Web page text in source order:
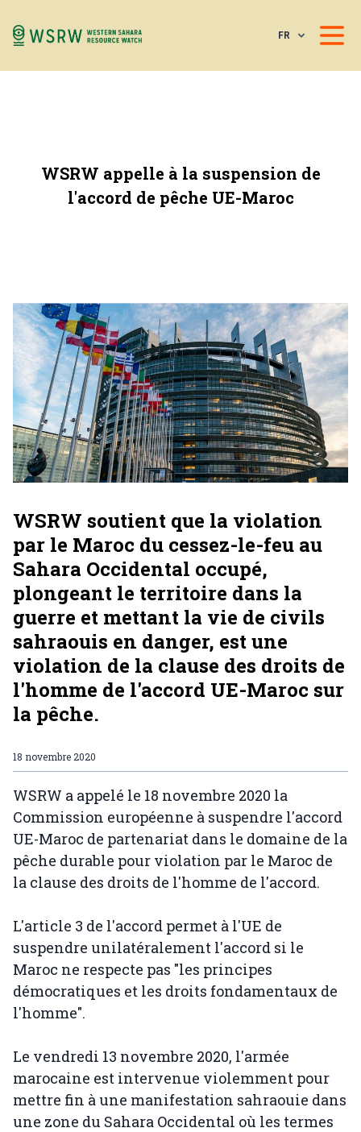
FR
WSRW appelle à la suspension de
l'accord de pêche UE-Maroc
WSRW soutient que la violation
par le Maroc du cessez-le-feu au
Sahara Occidental occupé,
plongeant le territoire dans la
guerre et mettant la vie de civils
sahraouis en danger, est une
violation de la clause des droits de
l'homme de l'accord UE-Maroc sur
la pêche.
18 novembre 2020
WSRW a appelé le 18 novembre 2020 la
Commission européenne à suspendre l'accord
UE-Maroc de partenariat dans le domaine de la
pêche durable pour violation par le Maroc de
la clause des droits de l'homme de l'accord.
L'article 3 de l'accord permet à l'UE de
suspendre unilatéralement l'accord si le
Maroc ne respecte pas "les principes
démocratiques et les droits fondamentaux de
l'homme".
Le vendredi 13 novembre 2020, l'armée
marocaine est intervenue violemment pour
mettre fin à une manifestation sahraouie dans
une zone du Sahara Occidental où les termes